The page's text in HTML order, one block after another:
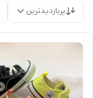
پربازدیدترین